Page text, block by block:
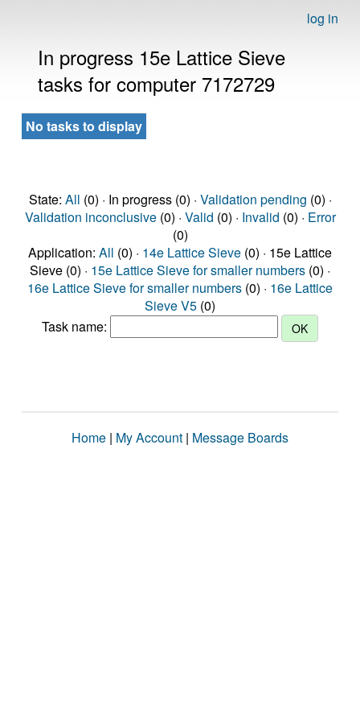
log in
In progress 15e Lattice Sieve
tasks for computer 7172729
No tasks to display
State: All (0) · In progress (0) · Validation pending (0) ·
Validation inconclusive(0) · Valid (0) · Invalid (0) · Error
(0)
Application: All (0) · 14e Lattice Sieve (0) · 15e Lattice
Sieve (0) · 15e Lattice Sieve for smaller numbers (0) ·
16e Lattice Sieve for smaller numbers (0) · 16e Lattice
Sieve V5 (0)
Task name:
Home | My Account | Message Boards